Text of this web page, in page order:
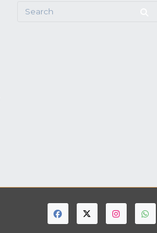
Search